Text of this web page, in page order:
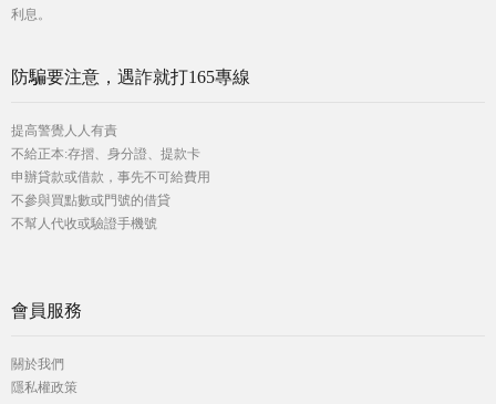
利息。
防騙要注意，遇詐就打165專線
提高警覺人人有責
不給正本:存摺、身分證、提款卡
申辦貸款或借款，事先不可給費用
不參與買點數或門號的借貸
不幫人代收或驗證手機號
會員服務
關於我們
隱私權政策